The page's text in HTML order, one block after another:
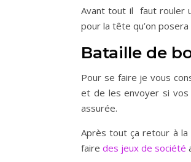
Avant tout il faut rouler
pour la tête qu’on
Bataille de
Pour se faire je vous
et de les envoyer si
assurée.
Après tout ça retour à la
faire des jeux de société